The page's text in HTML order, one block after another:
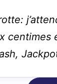
centimes